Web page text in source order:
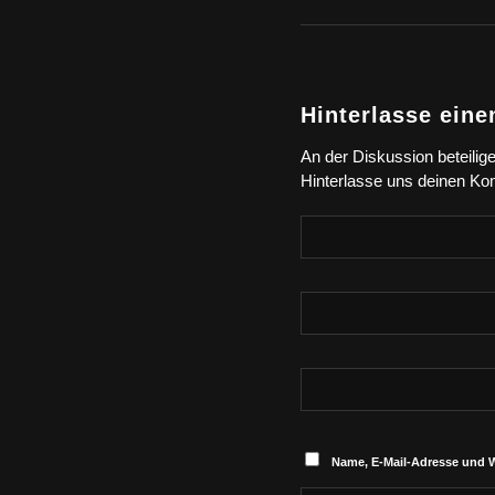
Hinterlasse
An der Diskussion
Hinterlasse uns deinen
Name, E-Mail-Adresse und